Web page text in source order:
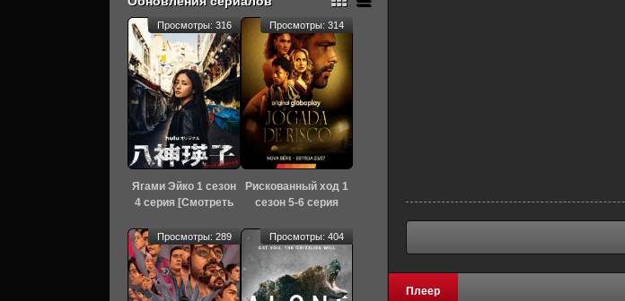
Плеер
Ягами Эйко 1 сезон
4 серия [Смотреть
Просмотры: 316
Рискованный ход 1
сезон 5-6 серия
Просмотры: 314
Просмотры: 289 Просмотры: 404